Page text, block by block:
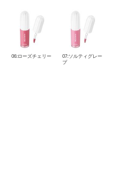
06:ローズチェリー
07:ソルティグレー
プ